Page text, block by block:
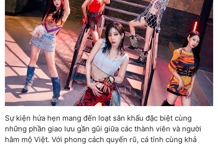
Sự kiện hứa hẹn mang đến loạt sân khấu đặc biệt cùng
những phần giao lưu gần gũi giữa các thành viên và người
hâm mộ Việt. Với phong cách quyến rũ, cá tính cùng khả